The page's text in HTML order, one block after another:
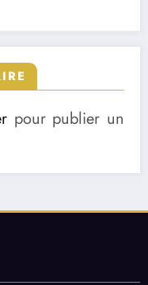
pour publier un